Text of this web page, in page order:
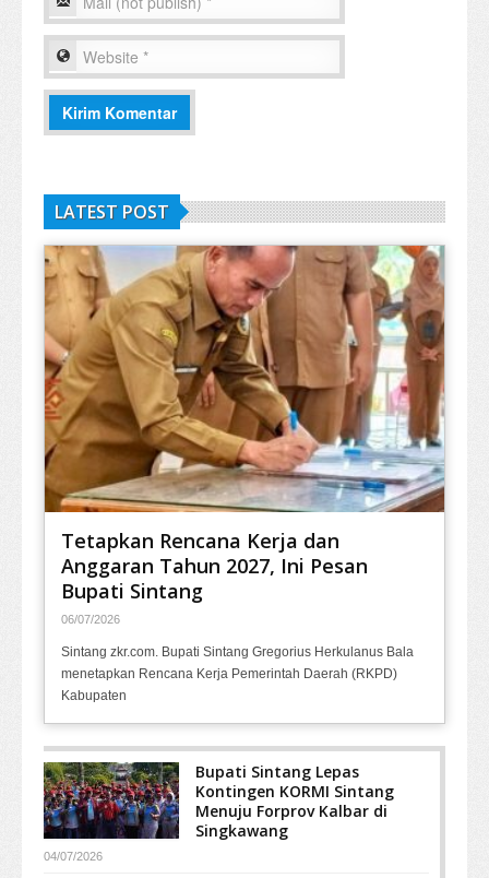
LATEST POST
Tetapkan Rencana Kerja dan
Anggaran Tahun 2027, Ini Pesan
Bupati Sintang
06/07/2026
Sintang zkr.com. Bupati Sintang Gregorius Herkulanus Bala
menetapkan Rencana Kerja Pemerintah Daerah (RKPD)
Kabupaten
Bupati Sintang Lepas
Kontingen KORMI Sintang
Menuju Forprov Kalbar di
Singkawang
04/07/2026